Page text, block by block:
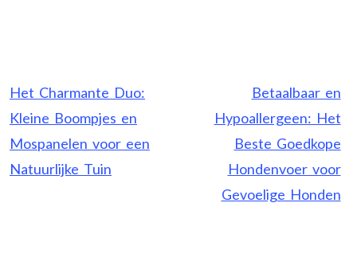
Post
navigation
Het Charmante Duo:
Kleine Boompjes en
Mospanelen voor een
Natuurlijke Tuin
Betaalbaar en
Hypoallergeen: Het
Beste Goedkope
Hondenvoer voor
Gevoelige Honden